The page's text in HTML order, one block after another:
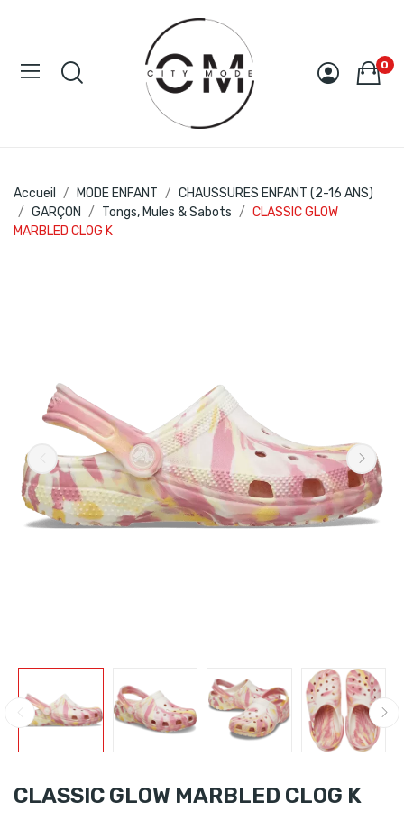
0
Accueil MODE ENFANT
CHAUSSURES ENFANT (2-16 ANS)
GARÇON
Tongs, Mules & Sabots
CLASSIC GLOW
MARBLED CLOG K
CLASSIC GLOW MARBLED CLOG K